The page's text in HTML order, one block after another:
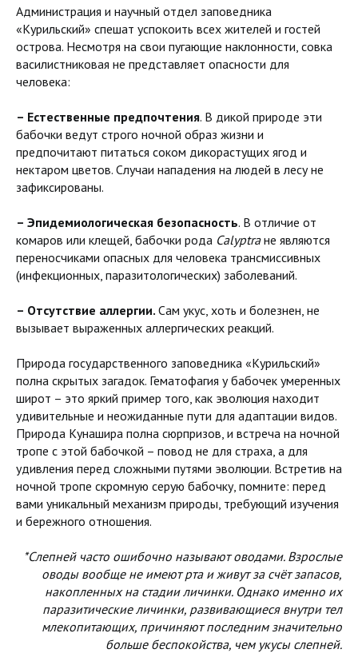
Администрация и научный отдел заповедника
«Курильский» спешат успокоить всех жителей и гостей
острова. Несмотря на свои пугающие наклонности, совка
василистниковая не представляет опасности для
человека:
– Естественные предпочтения. В дикой природе эти
бабочки ведут строго ночной образ жизни и
предпочитают питаться соком дикорастущих ягод и
нектаром цветов. Случаи нападения на людей в лесу не
зафиксированы.
– Эпидемиологическая безопасность. В отличие от
комаров или клещей, бабочки рода Calyptraне являются
переносчиками опасных для человека трансмиссивных
(инфекционных, паразитологических) заболеваний.
– Отсутствие аллергии. Сам укус, хоть и болезнен, не
вызывает выраженных аллергических реакций.
Природа государственного заповедника «Курильский»
полна скрытых загадок. Гематофагия у бабочек умеренных
широт – это яркий пример того, как эволюция находит
удивительные и неожиданные пути для адаптации видов.
Природа Кунашира полна сюрпризов, и встреча на ночной
тропе с этой бабочкой – повод не для страха, а для
удивления перед сложными путями эволюции. Встретив на
ночной тропе скромную серую бабочку, помните: перед
вами уникальный механизм природы, требующий изучения
и бережного отношения.
*Слепней часто ошибочно называют оводами. Взрослые
оводы вообще не имеют рта и живут за счёт запасов,
накопленных на стадии личинки. Однако именно их
паразитические личинки, развивающиеся внутри тел
млекопитающих, причиняют последним значительно
больше беспокойства, чем укусы слепней.